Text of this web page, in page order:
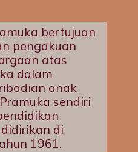
bertujuan
pengakuan
atas
dalam
anak
sendiri
di
1961.